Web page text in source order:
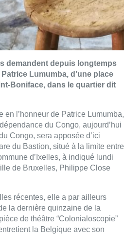
demandent depuis longtemps
Lumumba, d’une place
Boniface, dans le quartier dit
en l’honneur de Patrice Lumumba,
du Congo, aujourd’hui
Congo, sera apposée d’ici
du Bastion, situé à la limite entre
d’Ixelles, à indiqué lundi
de Bruxelles, Philippe Close
récentes, elle a par ailleurs
la dernière quinzaine de la
de théâtre “Colonialoscopie”
la Belgique avec son